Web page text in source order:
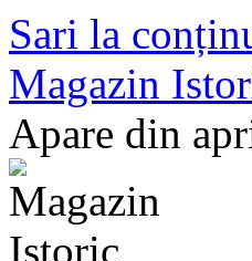
Sari la
Magazin
Apare din